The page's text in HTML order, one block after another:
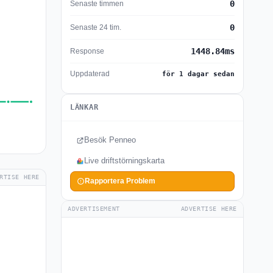
HERE
Senaste timmen 0
Senaste 24 tim. 0
Response 1448.84ms
Uppdaterad för 1 dagar sedan
LÄNKAR
Besök Penneo
Live driftstörningskarta
Rapportera Problem
ADVERTISEMENT ADVERTISE HERE